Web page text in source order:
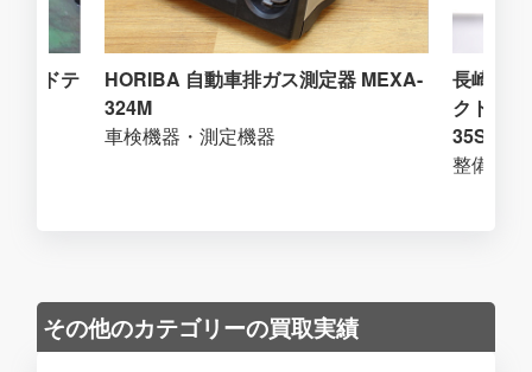
測定器 MEXA-
長崎ジャッキ 35t エアーハイドロリッ
クトラックジャッキ 高床タイプ NTJ-
35SH
その他のカテゴリーの買取実績